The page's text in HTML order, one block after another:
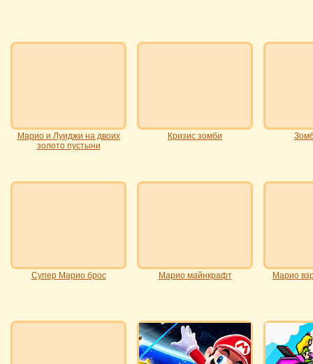
Марио и Луиджи на двоих
золото пустыни
Кризис зомби
Супер Марио брос Марио майнкрафт Марио